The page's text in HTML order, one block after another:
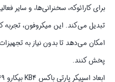
برای کارائوکه، سخنرانی‌ها، و سایر
تبدیل می‌کند. این میکروفون، تجربه
امکان می‌دهد تا بدون نیاز به
پخش کنند.